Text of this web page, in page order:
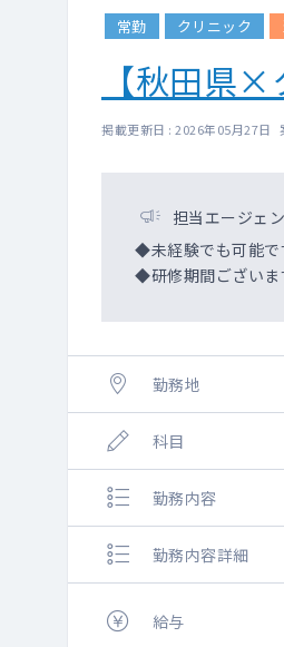
常勤 クリニック
【秋田県
掲載更新日 : 2026年05月27日
担当エージェ
◆未経験でも可能で
◆研修期間ございま
勤務地
科目
勤務内容
勤務内容詳細
給与